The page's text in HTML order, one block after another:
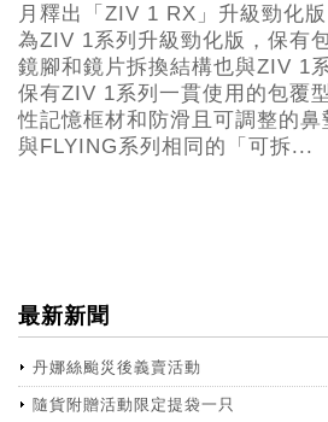
月釋出「ZIV 1 RX」升級勁化
為ZIV 1系列升級勁化版，保有
鏡腳和鏡片拆換結構也與ZIV 1
保有ZIV 1系列一貫使用的包覆
性記憶框材和防滑且可調整的鼻
與FLYING系列相同的「可拆...
最新新聞
丹娜絲颱災後義賣活動
隨貨附贈活動限定提袋一只